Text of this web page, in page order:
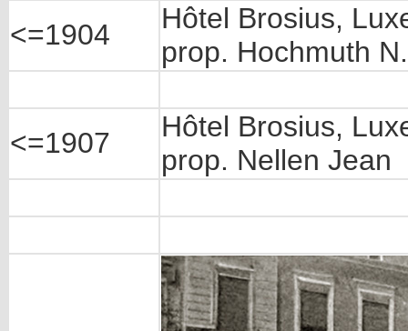
<=1904
Hôtel Brosius,
prop. Hochmuth N.
<=1907
Hôtel Brosius,
prop. Nellen Jean